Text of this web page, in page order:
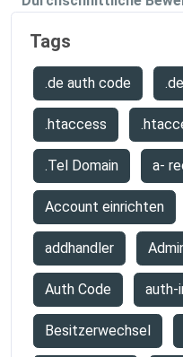
Tags
.de auth code
.htaccess
.Tel Domain a-
Account einrichten
addhandler
Auth Code auth-
Besitzerwechsel